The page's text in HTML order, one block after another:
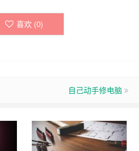
喜欢 (0)
自己动手修电脑